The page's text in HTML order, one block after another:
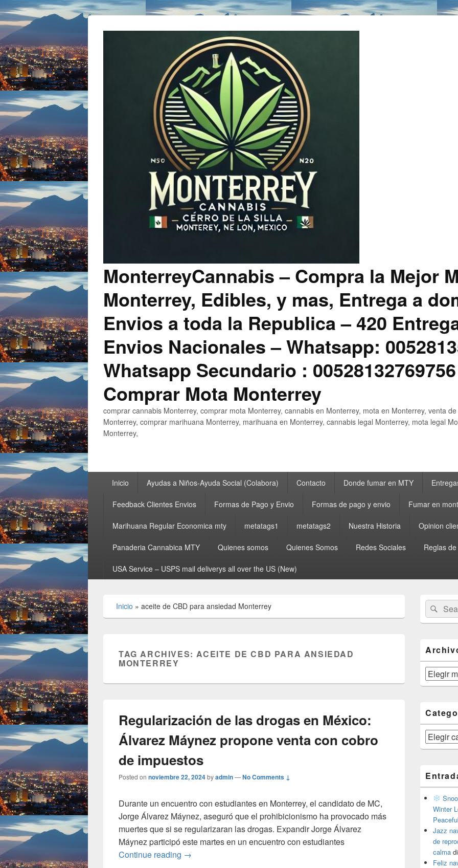
MonterreyCannabis – Compra la Mejor
Monterrey, Edibles, y mas, Entrega a
Envios a toda la Republica – 420
Envios Nacionales – Whatsapp:
Whatsapp Secundario :
Comprar Mota Monterrey
comprar cannabis Monterrey, comprar mota Monterrey, cannabis en Monterrey, mota en Monterrey, venta
Monterrey, comprar marihuana Monterrey, marihuana en Monterrey, cannabis legal Monterrey, mota legal
Monterrey,
Inicio Ayudas a Niños-Ayuda Social (Colabora) Contacto Donde fumar en MTY
Feedback Clientes Envios Formas de Pago y Envio Formas de pago y envio Fumar en
Marihuana Regular Economica mty metatags1 metatags2 Nuestra Historia Opinion
Panaderia Cannabica MTY Quienes somos Quienes Somos Redes Sociales Reglas
USA Service – USPS mail deliverys all over the US (New)
Inicio » aceite de CBD para ansiedad Monterrey
TAG ARCHIVES:ACEITE DE CBD PARA ANSIEDAD
MONTERREY
Regularización de las drogas en México:
Álvarez Máynez propone venta con cobro
de impuestos
Posted on noviembre 22, 2024byadmin—No Comments ↓
Durante un encuentro con estudiantes en Monterrey, el candidato de MC,
Jorge Álvarez Máynez, aseguró que el prohibicionismo ha provocado más
muertes que si se regularizaran las drogas. Expandir Jorge Álvarez
Máynez participó este martes en un encuentro con estudiantes
Continue reading Regularización de las drogas en México: Álvarez Máynez propone venta
→
Primary
Sidebar
Widget
Area
Search
for:
Archivos
Categorías
Winter
Jazz
de
calma
Feliz